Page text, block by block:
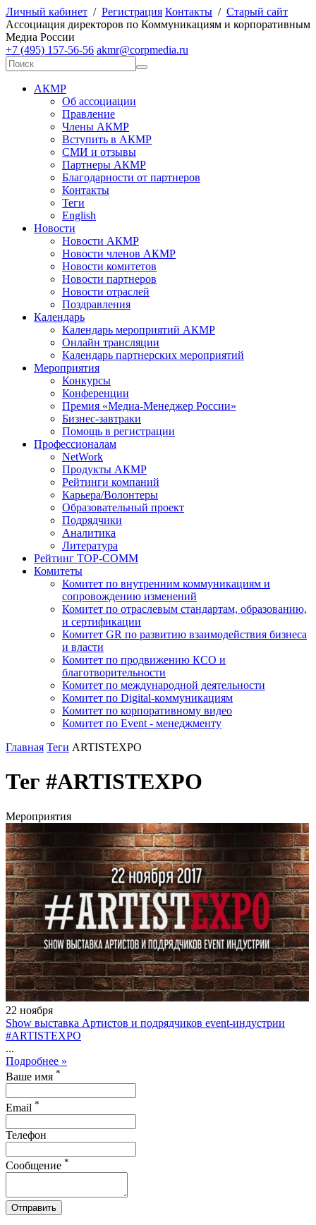
Личный кабинет / Регистрация Контакты / Старый сайт
Ассоциация директоров по Коммуникациям и корпоративным
Медиа России
+7 (495) 157-56-56 akmr@corpmedia.ru
АКМР
Об ассоциации
Правление
Члены АКМР
Вступить в АКМР
СМИ и отзывы
Партнеры АКМР
Благодарности от партнеров
Контакты
Теги
English
Новости
Новости АКМР
Новости членов АКМР
Новости комитетов
Новости партнеров
Новости отраслей
Поздравления
Календарь
Календарь мероприятий АКМР
Онлайн трансляции
Календарь партнерских мероприятий
Мероприятия
Конкурсы
Конференции
Премия «Медиа-Менеджер России»
Бизнес-завтраки
Помощь в регистрации
Профессионалам
NetWork
Продукты АКМР
Рейтинги компаний
Карьера/Волонтеры
Образовательный проект
Подрядчики
Аналитика
Литература
Рейтинг TOP-COMM
Комитеты
Комитет по внутренним коммуникациям и
сопровождению изменений
Комитет по отраслевым стандартам, образованию,
и сертификации
Комитет GR по развитию взаимодействия бизнеса
и власти
Комитет по продвижению КСО и
благотворительности
Комитет по международной деятельности
Комитет по Digital-коммуникациям
Комитет по корпоративному видео
Комитет по Event - менеджменту
Главная Теги ARTISTEXPO
Тег #ARTISTEXPO
Мероприятия
22 ноября
Show выставка Артистов и подрядчиков event-индустрии
#ARTISTEXPO
...
Подробнее »
Ваше имя *
Email *
Телефон
Сообщение *
Отправить